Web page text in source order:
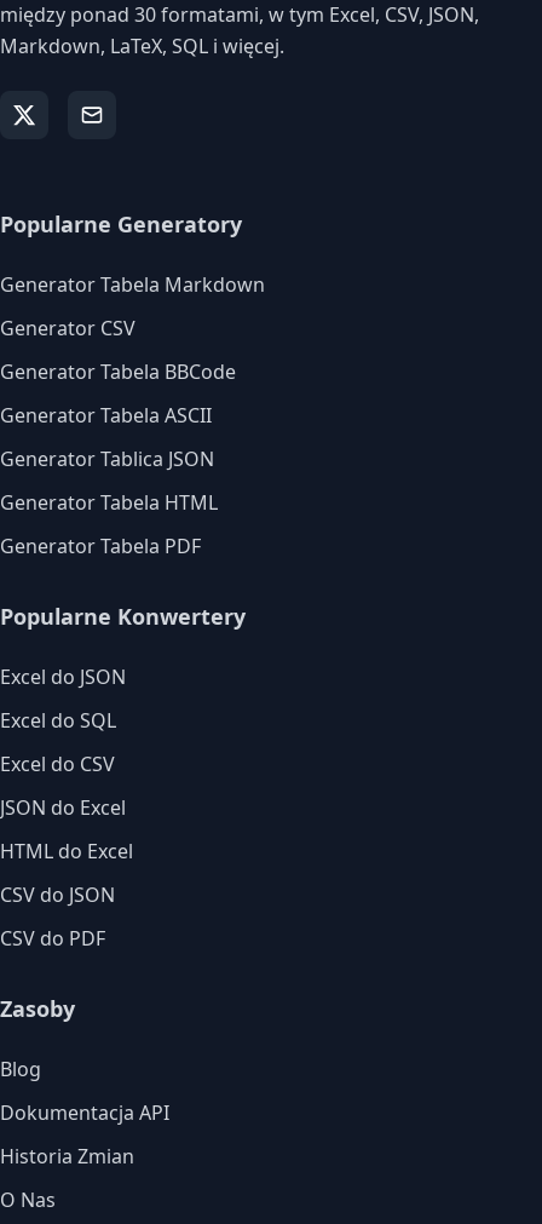
między ponad 30 formatami, w tym Excel, CSV, JSON,
Markdown, LaTeX, SQL i więcej.
Popularne Generatory
Generator Tabela Markdown
Generator CSV
Generator Tabela BBCode
Generator Tabela ASCII
Generator Tablica JSON
Generator Tabela HTML
Generator Tabela PDF
Popularne Konwertery
Excel do JSON
Excel do SQL
Excel do CSV
JSON do Excel
HTML do Excel
CSV do JSON
CSV do PDF
Zasoby
Blog
Dokumentacja API
Historia Zmian
O Nas